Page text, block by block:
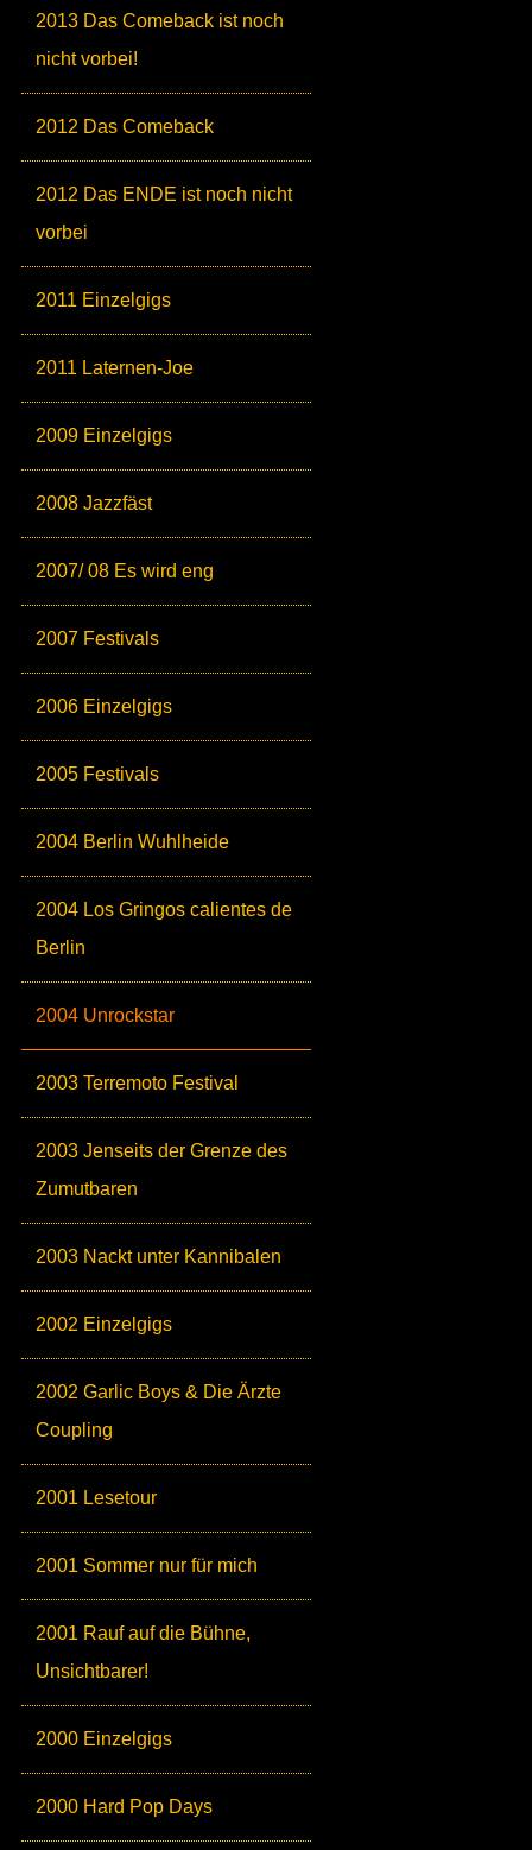
2013 Das Comeback ist noch
nicht vorbei!
2012 Das Comeback
2012 Das ENDE ist noch nicht
vorbei
2011 Einzelgigs
2011 Laternen-Joe
2009 Einzelgigs
2008 Jazzfäst
2007/ 08 Es wird eng
2007 Festivals
2006 Einzelgigs
2005 Festivals
2004 Berlin Wuhlheide
2004 Los Gringos calientes de
Berlin
2004 Unrockstar
2003 Terremoto Festival
2003 Jenseits der Grenze des
Zumutbaren
2003 Nackt unter Kannibalen
2002 Einzelgigs
2002 Garlic Boys & Die Ärzte
Coupling
2001 Lesetour
2001 Sommer nur für mich
2001 Rauf auf die Bühne,
Unsichtbarer!
2000 Einzelgigs
2000 Hard Pop Days